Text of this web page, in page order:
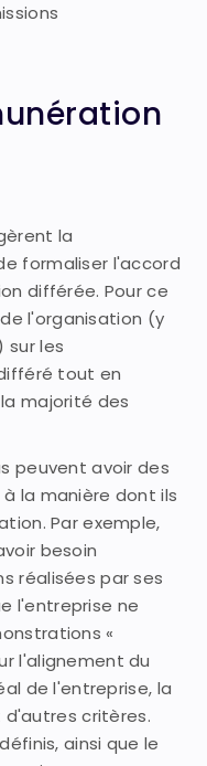
la
formaliser l'accord
différée. Pour ce
l'organisation (y
sur les
tout en
majorité des
peuvent avoir des
la manière dont ils
Par exemple,
besoin
réalisées par ses
l'entreprise ne
«
l'alignement du
de l'entreprise, la
critères.
ainsi que le